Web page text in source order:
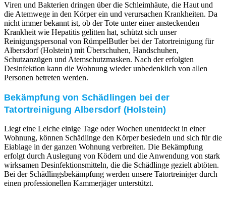
Viren und Bakterien dringen über die Schleimhäute, die Haut und
die Atemwege in den Körper ein und verursachen Krankheiten. Da
nicht immer bekannt ist, ob der Tote unter einer ansteckenden
Krankheit wie Hepatitis gelitten hat, schützt sich unser
Reinigungspersonal von RümpelButler bei der Tatortreinigung für
Albersdorf (Holstein) mit Überschuhen, Handschuhen,
Schutzanzügen und Atemschutzmasken. Nach der erfolgten
Desinfektion kann die Wohnung wieder unbedenklich von allen
Personen betreten werden.
Bekämpfung von Schädlingen bei der
Tatortreinigung Albersdorf (Holstein)
Liegt eine Leiche einige Tage oder Wochen unentdeckt in einer
Wohnung, können Schädlinge den Körper besiedeln und sich für die
Eiablage in der ganzen Wohnung verbreiten. Die Bekämpfung
erfolgt durch Auslegung von Ködern und die Anwendung von stark
wirksamen Desinfektionsmitteln, die die Schädlinge gezielt abtöten.
Bei der Schädlingsbekämpfung werden unsere Tatortreiniger durch
einen professionellen Kammerjäger unterstützt.